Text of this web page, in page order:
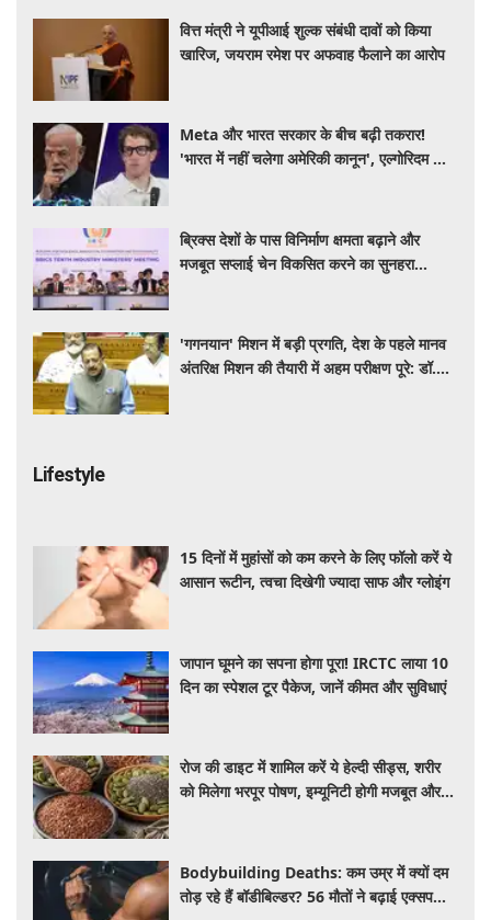
वित्त मंत्री ने यूपीआई शुल्क संबंधी दावों को किया
खारिज, जयराम रमेश पर अफवाह फैलाने का आरोप
Meta और भारत सरकार के बीच बढ़ी तकरार!
'भारत में नहीं चलेगा अमेरिकी कानून', एल्गोरिदम को
ब्रिक्स देशों के पास विनिर्माण क्षमता बढ़ाने और
मजबूत सप्लाई चेन विकसित करने का सुनहरा
'गगनयान' मिशन में बड़ी प्रगति, देश के पहले मानव
अंतरिक्ष मिशन की तैयारी में अहम परीक्षण पूरे: डॉ.
Lifestyle
15 दिनों में मुहांसों को कम करने के लिए फॉलो करें ये
आसान रूटीन, त्वचा दिखेगी ज्यादा साफ और ग्लोइंग
जापान घूमने का सपना होगा पूरा! IRCTC लाया 10
दिन का स्पेशल टूर पैकेज, जानें कीमत और सुविधाएं
रोज की डाइट में शामिल करें ये हेल्दी सीड्स, शरीर
को मिलेगा भरपूर पोषण, इम्यूनिटी होगी मजबूत और
Bodybuilding Deaths: कम उम्र में क्यों दम
तोड़ रहे हैं बॉडीबिल्डर? 56 मौतों ने बढ़ाई एक्सपर्ट्स